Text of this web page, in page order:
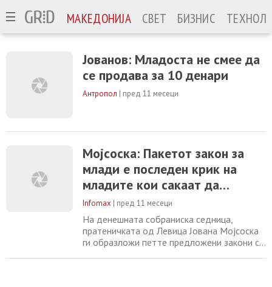
МАКЕДОНИЈА СВЕТ БИЗНИС
Јованов: Младоста не смее да
се продава за 10 денари
Антропол | пред 11 месеци
Мојсоска: Пакетот закон за
млади е последен крик на
младите кои сакаат да
останат во Македонија
Infomax | пред 11 месеци
На денешната собраниска седница,
пратеничката од Левица Јована Мојсоска
ги образложи петте предложени закони со